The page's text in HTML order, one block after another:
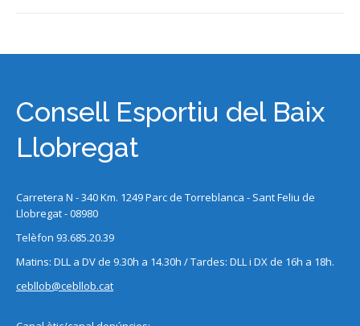
Consell Esportiu del Baix
Llobregat
Carretera N - 340 Km. 1249 Parc de Torreblanca - Sant Feliu de
Llobregat - 08980
Telèfon 93.685.20.39
Matins: DLL a DV de 9.30h a 14.30h / Tardes: DLL i DX de 16h a 18h.
cebllob@cebllob.cat